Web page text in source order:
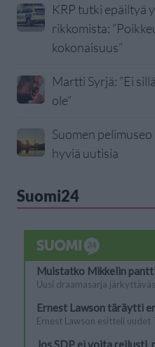
KRP tutki epäiltyä
rikkomista:
kokonaisuus”
Martti Syrjä: ”Ei
ole”
Suomen
hyviä uutisia
Suomi24